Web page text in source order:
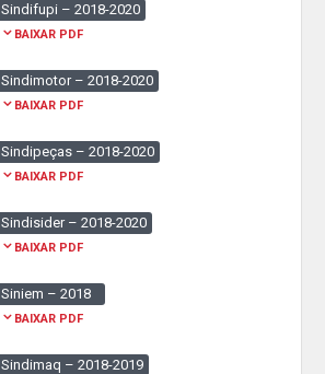
Sindifupi – 2018-2020
BAIXAR PDF
Sindimotor – 2018-2020
BAIXAR PDF
Sindipeças – 2018-2020
BAIXAR PDF
Sindisider – 2018-2020
BAIXAR PDF
Siniem – 2018
BAIXAR PDF
Sindimaq – 2018-2019